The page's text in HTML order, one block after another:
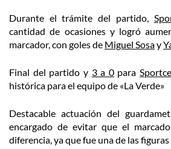
Durante el trámite del partido,
cantidad de ocasiones y logró
marcador, con goles de Miguel Sosay
Final del partido y 3 a 0para
histórica para el equipo de «La Verde»
Destacable actuación del
encargado de evitar que el
diferencia, ya que fue una de las